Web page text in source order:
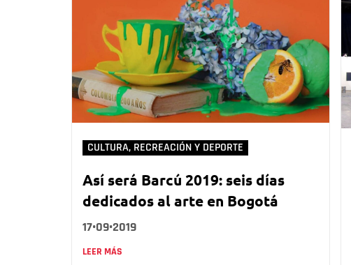
CULTURA, RECREACIÓN Y DEPORTE
Así será Barcú 2019: seis días
dedicados al arte en Bogotá
17•09•2019
LEER MÁS